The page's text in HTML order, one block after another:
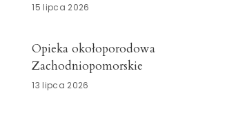
15 lipca 2026
Opieka okołoporodowa
Zachodniopomorskie
13 lipca 2026